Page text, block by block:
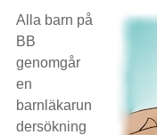
Alla barn på
BB
genomgår
en
barnläkarun
dersökning